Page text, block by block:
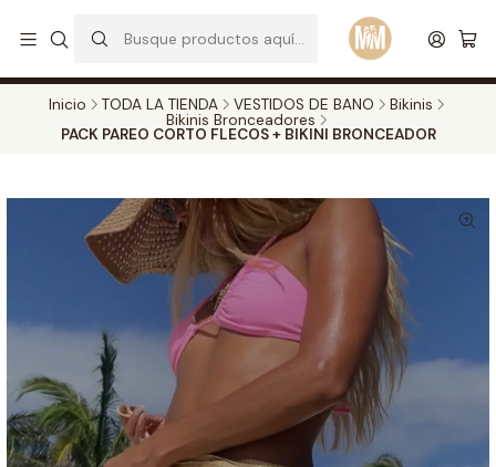
Envios a todo el pais. Opcion EXPRESS en Medellin y Bogota Leer más
Inicio TODA LA TIENDA VESTIDOS DE BANO
Bikinis
Bikinis Bronceadores
PACK PAREO CORTO FLECOS + BIKINI BRONCEADOR